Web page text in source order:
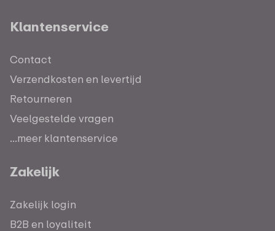
Klantenservice
Contact
Verzendkosten en levertijd
Retourneren
Veelgestelde vragen
...meer klantenservice
Zakelijk
Zakelijk login
B2B en loyaliteit